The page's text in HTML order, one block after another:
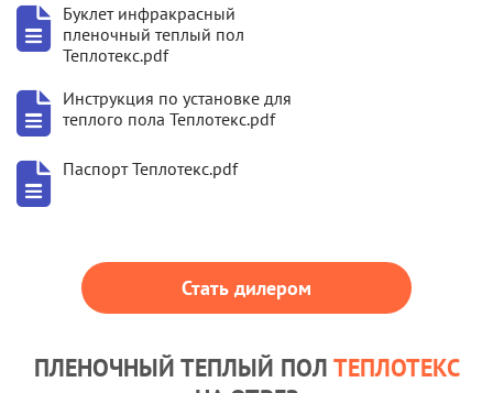
Буклет инфракрасный
пленочный теплый пол
Теплотекс.pdf
Инструкция по установке для
теплого пола Теплотекс.pdf
Паспорт Теплотекс.pdf
Стать дилером
ПЛЕНОЧНЫЙ ТЕПЛЫЙ ПОЛ ТЕПЛОТЕКС